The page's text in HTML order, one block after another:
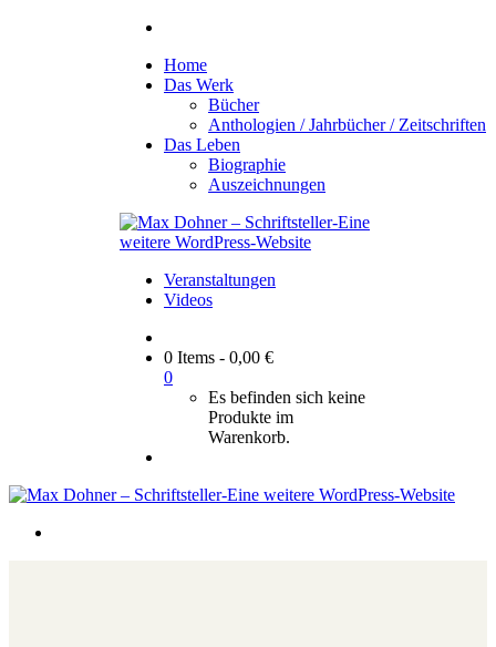
Home
Das Werk
Bücher
Anthologien / Jahrbücher / Zeitschriften
Das Leben
Biographie
Auszeichnungen
Veranstaltungen
Videos
0 Items - 0,00 €
0
Es befinden sich keine
Produkte im
Warenkorb.